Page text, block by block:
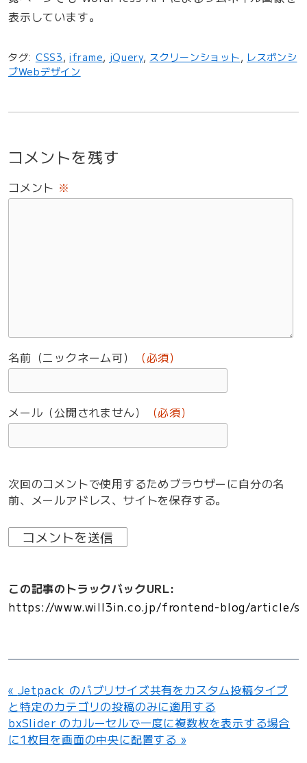
表示しています。
タグ: CSS3,iframe, jQuery, スクリーンショット, レスポンシ
ブWebデザイン
コメントを残す
コメント ※
名前（ニックネーム可） （必須）
メール（公開されません） （必須）
次回のコメントで使用するためブラウザーに自分の名
前、メールアドレス、サイトを保存する。
この記事のトラックバックURL:
前
の
記
事：
Jetpack のパブリサイズ共有をカスタム投稿タイプ
と特定のカテゴリの投稿のみに適用する
次
の
bxSlider のカルーセルで一度に複数枚を表示する場合
に1枚目を画面の中央に配置する